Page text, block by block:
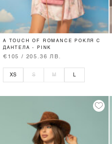
A TOUCH OF ROMANCE РОКЛЯ С
ДАНТЕЛА - PINK
€105 / 205.36 ЛВ.
XS S M L